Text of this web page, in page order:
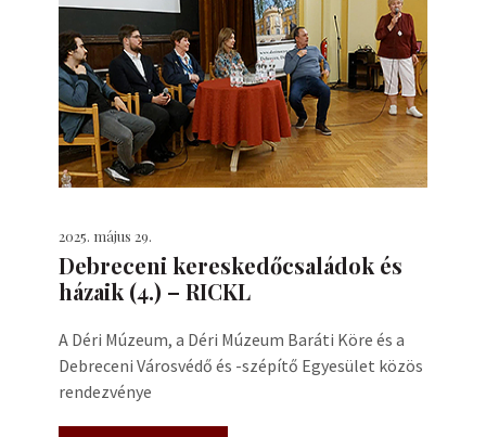
2025. május 29.
Debreceni kereskedőcsaládok és
házaik (4.) – RICKL
A Déri Múzeum, a Déri Múzeum Baráti Köre és a
Debreceni Városvédő és -szépítő Egyesület közös
rendezvénye